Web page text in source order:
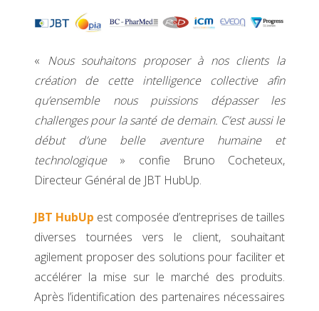
« Nous souhaitons proposer à nos clients la
création de cette intelligence collective afin
qu’ensemble nous puissions dépasser les
challenges pour la santé de demain. C’est aussi le
début d’une belle aventure humaine et
technologique» confie Bruno Cocheteux,
Directeur Général de JBT HubUp.
JBT HubUp est composée d’entreprises de tailles
diverses tournées vers le client, souhaitant
agilement proposer des solutions pour faciliter et
accélérer la mise sur le marché des produits.
Après l’identification des partenaires nécessaires